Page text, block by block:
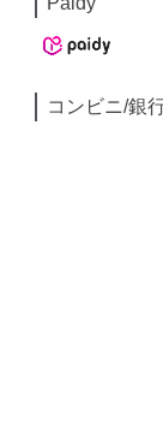
コンビニ/銀